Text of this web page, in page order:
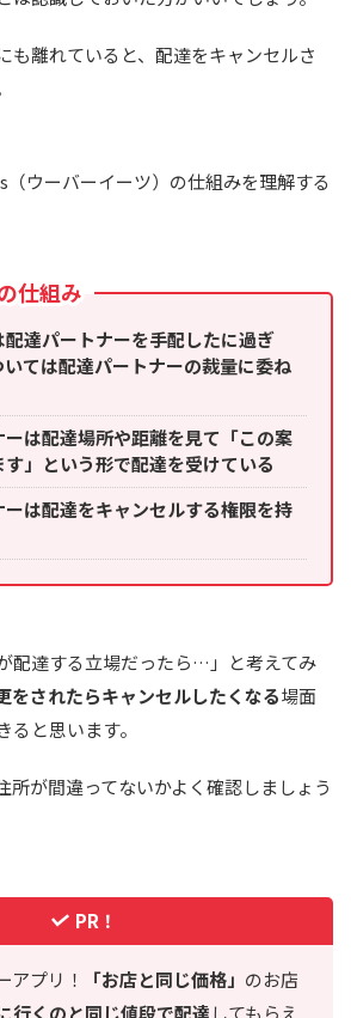
も離れていると、配達をキャンセルさ
ウーバーイーツ）の仕組みを理解する
仕組み
達パートナーを手配したに過ぎ
いては配達パートナーの裁量に委ね
は配達場所や距離を見て「この案
」という形で配達を受けている
は配達をキャンセルする権限を持
配達する立場だったら…」と考えてみ
をされたらキャンセルしたくなる場面
と思います。
所が間違ってないかよく確認しましょう
PR！
アプリ！ 「お店と同じ価格」 のお店
行くのと同じ値段で配達してもらえ